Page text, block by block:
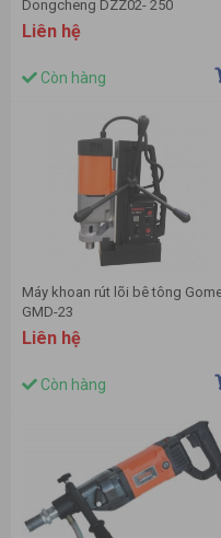
Dongcheng DZZ02- 250
Liên hệ
Còn hàng
Máy khoan rút lõi bê tông
GMD-23
Liên hệ
Còn hàng